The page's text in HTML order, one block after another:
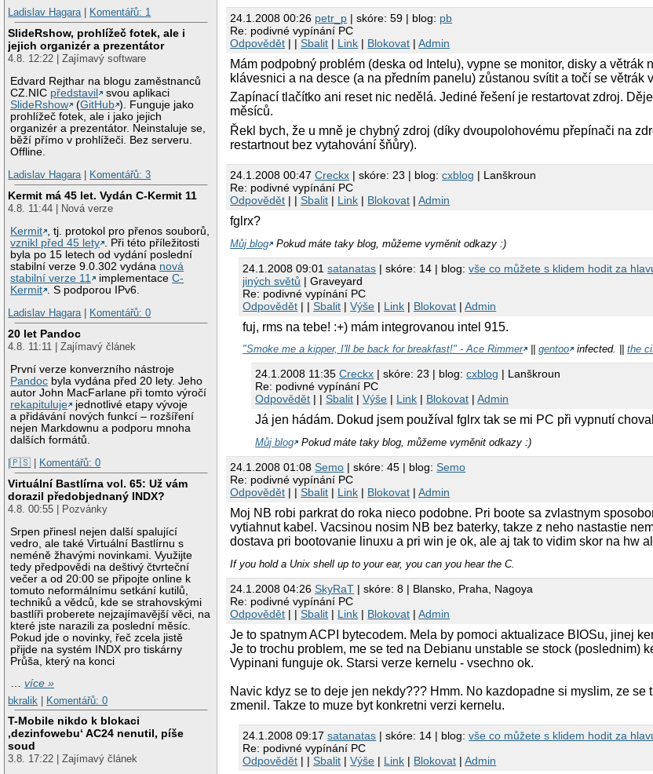
Ladislav Hagara| Komentářů: 1
SlideRshow, prohlížeč fotek, ale i
jejich organizér a prezentátor
4.8. 12:22 | Zajímavý software
Edvard Rejthar na blogu zaměstnanců
CZ.NIC představil
svou aplikaci
SlideRshow
(GitHub ). Funguje jako
prohlížeč fotek, ale i jako jejich
organizér a prezentátor. Neinstaluje se,
běží přímo v prohlížeči. Bez serveru.
Offline.
Ladislav Hagara| Komentářů: 3
Kermit má 45 let. Vydán C-Kermit 11
4.8. 11:44 | Nová verze
Kermit
, tj. protokol pro přenos souborů,
vznikl před 45 lety
. Při této příležitosti
byla po 15 letech od vydání poslední
stabilní verze 9.0.302 vydána nová
stabilní verze 11
implementaceC-
Kermit
. S podporou IPv6.
Ladislav Hagara| Komentářů: 0
20 let Pandoc
4.8. 11:11 | Zajímavý článek
První verze konverzního nástroje
Pandoc byla vydána před 20 lety. Jeho
autor John MacFarlane při tomto výročí
rekapituluje
jednotlivé etapy vývoje
a přidávání nových funkcí – rozšíření
nejen Markdownu a podporu mnoha
dalších formátů.
|🇵🇸
Komentářů: 0
Virtuální Bastlírna vol. 65: Už vám
dorazil předobjednaný INDX?
4.8. 00:55 | Pozvánky
Srpen přinesl nejen další spalující
vedro, ale také Virtuální Bastlírnu s
neméně žhavými novinkami. Využijte
tedy předpovědi na deštivý čtvrteční
večer a od 20:00 se připojte online k
tomuto neformálnímu setkání kutilů,
techniků a vědců, kde se strahovskými
bastlíři proberete nejzajímavější věci, na
které jste narazili za poslední měsíc.
Pokud jde o novinky, řeč zcela jistě
přijde na systém INDX pro tiskárny
Průša, který na konci
…více »
bkralik | Komentářů: 0
T-Mobile nikdo k blokaci
‚dezinfowebu‘ AC24 nenutil, píše
soud
3.8. 17:22 | Zajímavý článek
24.1.2008 00:26 petr_p | skóre: 59 | blog: pb
Re: podivné vypínání PC
Odpovědět | |Sbalit | Link | Blokovat |Admin
Mám podpobný problém (deska od Intelu), vypne se monitor, disky a větrák
klávesnici a na desce (a na předním panelu) zůstanou svítit a točí se větrák
Zapínací tlačítko ani reset nic nedělá. Jediné řešení je restartovat zdroj.
měsíců.
Řekl bych, že u mně je chybný zdroj (díky dvoupolohovému přepínači na
restartnout bez vytahování šňůry).
24.1.2008 00:47Creckx | skóre: 23 | blog:cxblog | Lanškroun
Re: podivné vypínání PC
Odpovědět | |Sbalit | Link | Blokovat |Admin
fglrx?
Můj blog Pokud máte taky blog, můžeme vyměnit odkazy :)
24.1.2008 09:01satanatas | skóre: 14 | blog:vše co můžete s klidem hodit za
jiných světů | Graveyard
Re: podivné vypínání PC
Odpovědět | |Sbalit |Výše | Link | Blokovat |Admin
fuj, rms na tebe! :+) mám integrovanou intel 915.
"Smoke me a kipper, I'll be back for breakfast!" - Ace Rimmer ||gentoo infected. ||the
24.1.2008 11:35Creckx | skóre: 23 | blog:cxblog | Lanškroun
Re: podivné vypínání PC
Odpovědět | |Sbalit |Výše | Link | Blokovat |Admin
Já jen hádám. Dokud jsem používal fglrx tak se mi PC při vypnutí
Můj blog Pokud máte taky blog, můžeme vyměnit odkazy :)
24.1.2008 01:08Semo | skóre: 45 | blog:Semo
Re: podivné vypínání PC
Odpovědět | |Sbalit | Link | Blokovat |Admin
Moj NB robi parkrat do roka nieco podobne. Pri boote sa zvlastnym
vytiahnut kabel. Vacsinou nosim NB bez baterky, takze z neho nastastie
dostava pri bootovanie linuxu a pri win je ok, ale aj tak to vidim skor na hw
If you hold a Unix shell up to your ear, you can you hear the C.
24.1.2008 04:26SkyRaT | skóre: 8 | Blansko, Praha, Nagoya
Re: podivné vypínání PC
Odpovědět | |Sbalit | Link | Blokovat |Admin
Je to spatnym ACPI bytecodem. Mela by pomoci aktualizace BIOSu, jinej
Je to trochu problem, me se ted na Debianu unstable se stock (poslednim)
Vypinani funguje ok. Starsi verze kernelu - vsechno ok.
Navic kdyz se to deje jen nekdy??? Hmm. No kazdopadne si myslim, ze
zmenil. Takze to muze byt konkretni verzi kernelu.
24.1.2008 09:17satanatas | skóre: 14 | blog:vše co můžete s klidem hodit za
Re: podivné vypínání PC
Odpovědět | |Sbalit |Výše | Link | Blokovat |Admin